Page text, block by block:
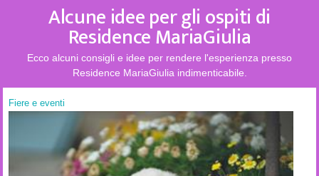
Alcune idee per gli ospiti di
Residence MariaGiulia
Ecco alcuni consigli e idee per rendere l'esperienza presso
Residence MariaGiulia indimenticabile.
Fiere e eventi